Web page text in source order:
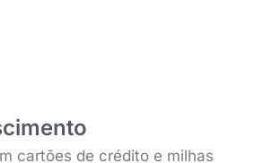
cartões de crédito e milhas